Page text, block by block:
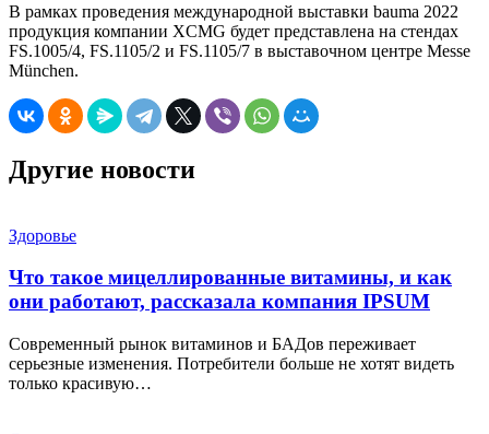
В рамках проведения международной выставки bauma 2022
продукция компании XCMG будет представлена на стендах
FS.1005/4, FS.1105/2 и FS.1105/7 в выставочном центре Messe
München.
Другие новости
Здоровье
Что такое мицеллированные витамины, и как
они работают, рассказала компания IPSUM
Современный рынок витаминов и БАДов переживает
серьезные изменения. Потребители больше не хотят видеть
только красивую…